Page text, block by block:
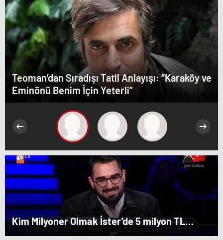
Teoman’dan Sıradışı Tatil Anlayışı: “Karaköy ve
Eminönü Benim İçin Yeterli”
Kim Milyoner Olmak İster’de 5 milyon TL
değerindeki soru açıldı!